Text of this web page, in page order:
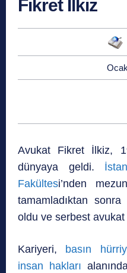
Fikret İlkiz
Avukat Fikret İlkiz,
dünyaya geldi.
Fakültesi’nden
tamamladıktan sonra
oldu ve serbest avukat
Kariyeri, basın
insan hakları